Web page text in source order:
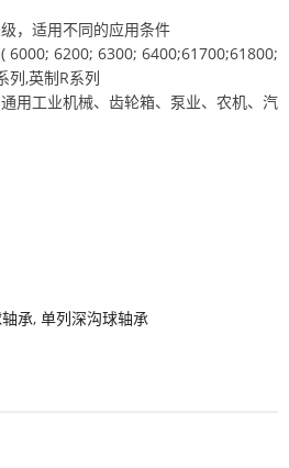
，适用不同的应用条件
6000; 6200; 6300; 6400;61700;61800;
列,英制R系列
用工业机械、齿轮箱、泵业、农机、汽
承, 单列深沟球轴承